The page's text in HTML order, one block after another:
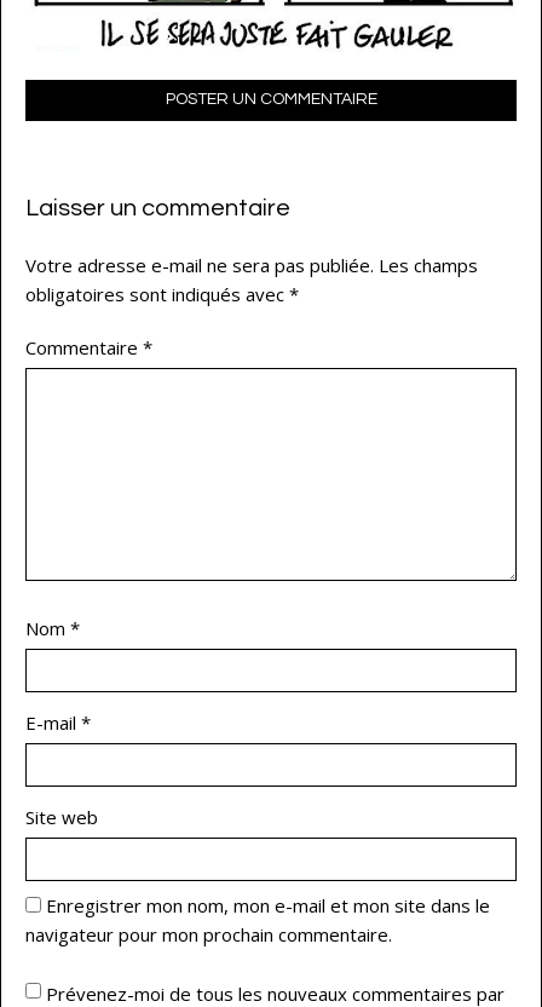
POSTER UN COMMENTAIRE
Laisser un commentaire
Votre adresse e-mail ne sera pas publiée. Les champs
obligatoires sont indiqués avec *
Commentaire *
Nom *
E-mail *
Site web
Enregistrer mon nom, mon e-mail et mon site dans le
navigateur pour mon prochain commentaire.
Prévenez-moi de tous les nouveaux commentaires par